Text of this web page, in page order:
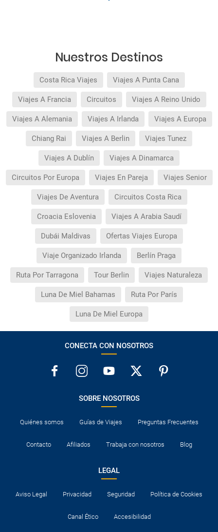
Quedan excluidos los productos de terceros de
esta promoción.Nuestros Destinos
Costa Rica Viajes Viajes A Punta Cana
Viajes A Francia Circuitos Viajes A Reino Unido
Viajes A Alemania Viajes A Irlanda Viajes A Europa
Chiang Rai Viajes A Berlin Viajes Tunez
Viajes A Dublín Viajes A Dinamarca
Circuitos Por Europa Viajes En Pareja Viajes Senior
Viajes De Aventura Circuitos Costa Rica
Croacia Eslovenia Viajes A Arabia Saudí
Dubái Maldivas Ofertas Viajes Europa
Viaje Organizado Irlanda Berlín Praga
Ruta Por Tarragona Tour Berlin Viajes Naturaleza
Luna De Miel Bahamas Ruta Por París
Luna De Miel Europa
CONECTA CON NOSOTROS
SOBRE NOSOTROS
Quiénes somos Guías de Viajes Preguntas Frecuentes
Contacto Afiliados Trabaja con nosotros Blog
LEGAL
Aviso Legal Privacidad Seguridad Política de Cookies
Canal Ético Accesibilidad